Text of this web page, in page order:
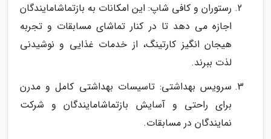
رستوران و کافی شاپ: این امکانات به بازتماشامایندگان
اجازه می دهد تا در کنار تماشای مسابقات و تجربه
هیجان انگیز کارتینگ، از خدمات غذایی و نوشیدنی
لذت ببرند.
سرویس بهداشتی: تاسیسات بهداشتی کامل و مدرن
برای راحتی و آسایش بازتماشامایندگان و شرکت
نمایندگان در مسابقات.